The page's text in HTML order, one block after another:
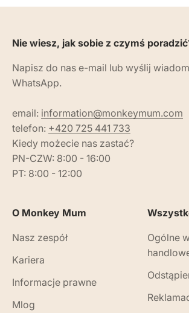
Nie wiesz, jak sobie z czymś
Napisz do nas e-mail lub wyślij
WhatsApp.
email: information@monkeymum.com
telefon: +420 725 441 733
Kiedy możecie nas zastać?
PN-CZW: 8:00 - 16:00
PT: 8:00 - 12:00
O Monkey Mum
Nasz zespół
Kariera
Informacje prawne
Mlog
Ogólne